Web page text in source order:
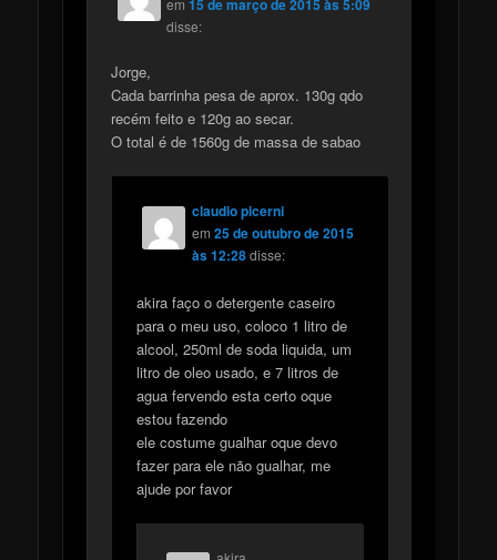
em15 de março de 2015 às 5:09
disse:
Jorge,
Cada barrinha pesa de aprox. 130g qdo
recém feito e 120g ao secar.
O total é de 1560g de massa de sabao
claudio picerni
em 25 de outubro de 2015
às 12:28 disse:
akira faço o detergente caseiro
para o meu uso, coloco 1 litro de
alcool, 250ml de soda liquida, um
litro de oleo usado, e 7 litros de
agua fervendo esta certo oque
estou fazendo
ele costume gualhar oque devo
fazer para ele não gualhar, me
ajude por favor